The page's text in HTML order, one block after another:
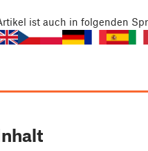
ist auch in folgenden